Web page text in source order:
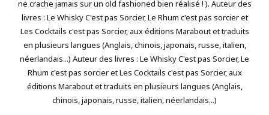
ne crache jamais sur un old fashioned bien réalisé ! ). Auteur des
livres : Le Whisky C'est pas Sorcier, Le Rhum c'est pas sorcier et
Les Cocktails c'est pas Sorcier, aux éditions Marabout et traduits
en plusieurs langues (Anglais, chinois, japonais, russe, italien,
néerlandais...) Auteur des livres : Le Whisky C'est pas Sorcier, Le
Rhum c'est pas sorcier et Les Cocktails c'est pas Sorcier, aux
éditions Marabout et traduits en plusieurs langues (Anglais,
chinois, japonais, russe, italien, néerlandais...)